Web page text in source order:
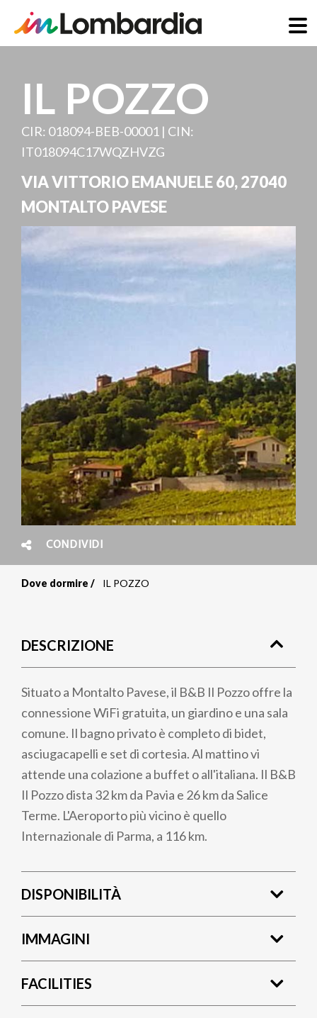
principale
IL POZZO
CIR: 018094-BEB-00001 | CIN:
IT018094C17WQZHVZG
VIA VITTORIO EMANUELE 60,27040
MONTALTO PAVESE
CONDIVIDI
pane
Dove dormire IL POZZO
DESCRIZIONE
Situato a Montalto Pavese, il B&B Il Pozzo offre la
connessione WiFi gratuita, un giardino e una sala
comune. Il bagno privato è completo di bidet,
asciugacapelli e set di cortesia. Al mattino vi
attende una colazione a buffet o all'italiana. Il B&B
Il Pozzo dista 32 km da Pavia e 26 km da Salice
Terme. L'Aeroporto più vicino è quello
Internazionale di Parma, a 116 km.
DISPONIBILITÀ
IMMAGINI
FACILITIES